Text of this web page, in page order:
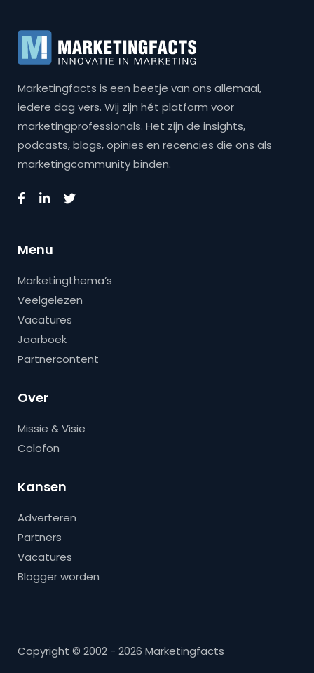
Marketingfacts is een beetje van ons allemaal,
iedere dag vers. Wij zijn hét platform voor
marketingprofessionals. Het zijn de insights,
podcasts, blogs, opinies en recencies die ons als
marketingcommunity binden.
Menu
Marketingthema’s
Veelgelezen
Vacatures
Jaarboek
Partnercontent
Over
Missie & Visie
Colofon
Kansen
Adverteren
Partners
Vacatures
Blogger worden
Copyright © 2002 - 2026 Marketingfacts